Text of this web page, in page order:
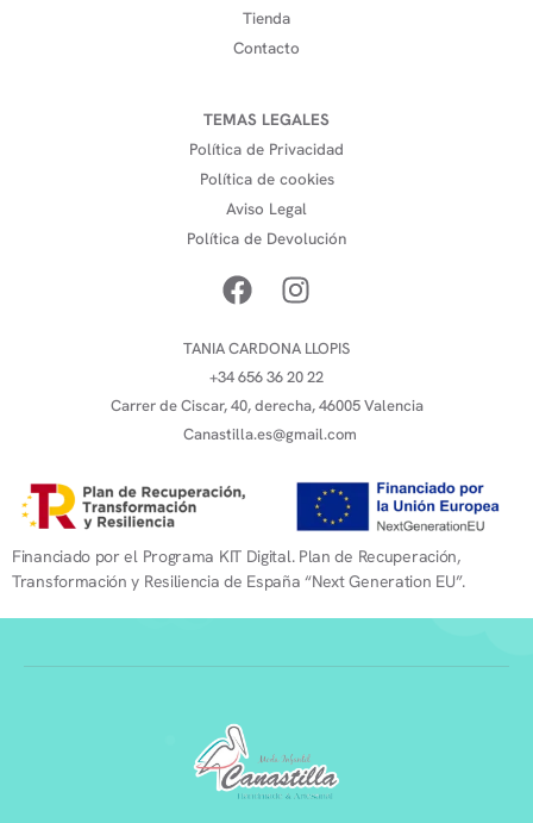
Tienda
Contacto
TEMAS LEGALES
Política de Privacidad
Política de cookies
Aviso Legal
Política de Devolución
TANIA CARDONA LLOPIS
+34 656 36 20 22
Carrer de Ciscar, 40, derecha, 46005 Valencia
Canastilla.es@gmail.com
Financiado por el Programa KIT Digital. Plan de Recuperación,
Transformación y Resiliencia de España “Next Generation EU”.